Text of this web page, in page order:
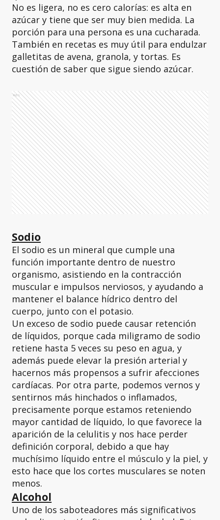
No es ligera, no es cero calorías: es alta en
azúcar y tiene que ser muy bien medida. La
porción para una persona es una cucharada.
También en recetas es muy útil para endulzar
galletitas de avena, granola, y tortas. Es
cuestión de saber que sigue siendo azúcar.
Ads
Sodio
El sodio es un mineral que cumple una
función importante dentro de nuestro
organismo, asistiendo en la contracción
muscular e impulsos nerviosos, y ayudando a
mantener el balance hídrico dentro del
cuerpo, junto con el potasio.
Un exceso de sodio puede causar retención
de líquidos, porque cada miligramo de sodio
retiene hasta 5 veces su peso en agua, y
además puede elevar la presión arterial y
hacernos más propensos a sufrir afecciones
cardíacas. Por otra parte, podemos vernos y
sentirnos más hinchados o inflamados,
precisamente porque estamos reteniendo
mayor cantidad de líquido, lo que favorece la
aparición de la celulitis y nos hace perder
definición corporal, debido a que hay
muchísimo líquido entre el músculo y la piel, y
esto hace que los cortes musculares se noten
menos.
Alcohol
Uno de los saboteadores más significativos